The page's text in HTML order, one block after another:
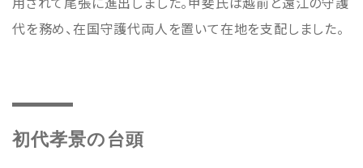
代を務め、在国守護代両人を置いて在地を支配しました。
初代孝景の台頭